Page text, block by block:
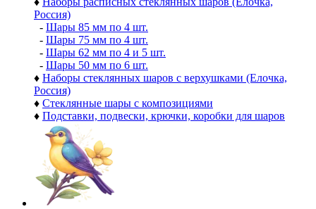
Россия)
- Шары 85 мм по 4 шт.
- Шары 75 мм по 4 шт.
- Шары 62 мм по 4 и 5 шт.
- Шары 50 мм по 6 шт.
♦ Наборы стеклянных шаров с верхушками (Елочка,
Россия)
♦ Стеклянные шары с композициями
♦ Подставки, подвески, крючки, коробки для шаров